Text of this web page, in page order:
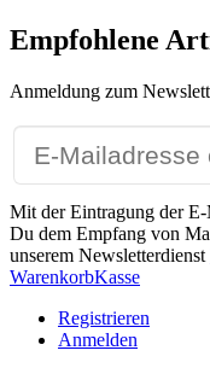
Empfohlene
Anmeldung zum
Mit der Eintragung der E-
Du dem Empfang von
unserem Newsletterdienst
WarenkorbKasse
Registrieren
Anmelden